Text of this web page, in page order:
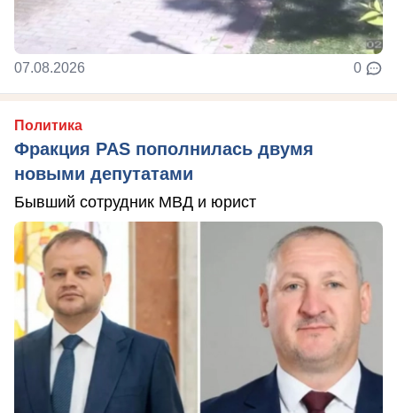
07.08.2026 0
Политика
Фракция PAS пополнилась двумя
новыми депутатами
Бывший сотрудник МВД и юрист